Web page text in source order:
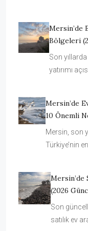
Mersin’de
Bölgeleri
Son
yatırımı
Mersin’de
10 Önemli
Mersin, son
Türkiye’nin
Mersin’de
(2026
Son
satılık ev